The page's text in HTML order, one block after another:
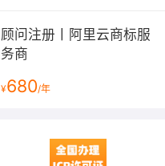
顾问注册丨阿里云商标服
务商
¥680/年